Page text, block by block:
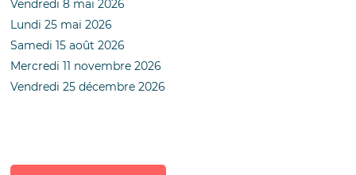
Vendredi 8 mai 2026
Lundi 25 mai 2026
Samedi 15 août 2026
Mercredi 11 novembre 2026
Vendredi 25 décembre 2026